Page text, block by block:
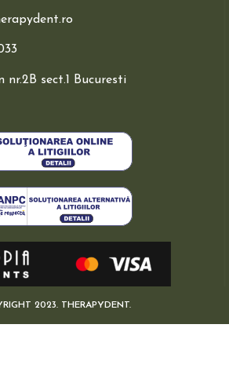
nr.2B sect.1 Bucuresti
2023. THERAPYDENT.